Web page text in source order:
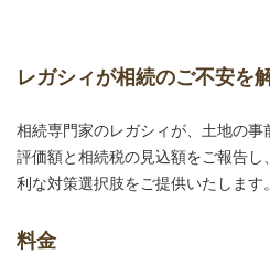
レガシィが相続のご不安を
相続専門家のレガシィが、土地の
評価額と相続税の見込額をご報告
利な対策選択肢をご提供いたします。
料金